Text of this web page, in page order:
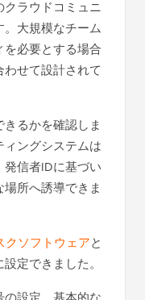
ラウドコミュニ
大規模なチーム
必要とする場合
せて設計されて
るかを確認しま
ィングシステムは
信者IDに基づい
所へ誘導できま
クソフトウェアと
定できました。